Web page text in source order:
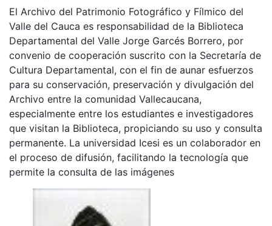
El Archivo del Patrimonio Fotográfico y Fílmico del
Valle del Cauca es responsabilidad de la Biblioteca
Departamental del Valle Jorge Garcés Borrero, por
convenio de cooperación suscrito con la Secretaría de
Cultura Departamental, con el fin de aunar esfuerzos
para su conservación, preservación y divulgación del
Archivo entre la comunidad Vallecaucana,
especialmente entre los estudiantes e investigadores
que visitan la Biblioteca, propiciando su uso y consulta
permanente. La universidad Icesi es un colaborador en
el proceso de difusión, facilitando la tecnología que
permite la consulta de las imágenes